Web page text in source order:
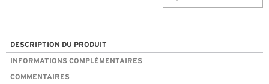
DESCRIPTION DU PRODUIT
INFORMATIONS COMPLÉMENTAIRES
COMMENTAIRES